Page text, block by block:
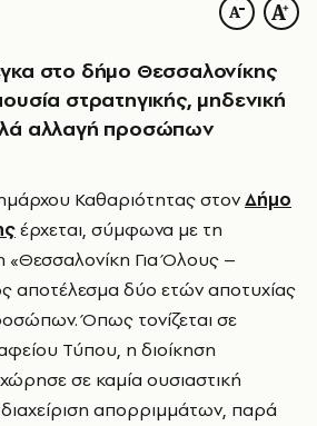
στο δήμο Θεσσαλονίκης
στρατηγικής, μηδενική
αλλαγή προσώπων
Καθαριότητας στονΔήμο
έρχεται, σύμφωνα με τη
Για Όλους –
αποτέλεσμα δύο ετών αποτυχίας
Όπως τονίζεται σε
Τύπου, η διοίκηση
σε καμία ουσιαστική
απορριμμάτων, παρά